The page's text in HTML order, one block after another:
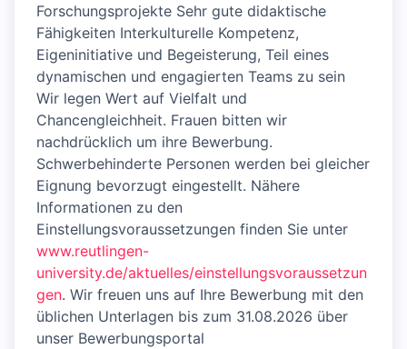
Forschungsprojekte Sehr gute didaktische
Fähigkeiten Interkulturelle Kompetenz,
Eigeninitiative und Begeisterung, Teil eines
dynamischen und engagierten Teams zu sein
Wir legen Wert auf Vielfalt und
Chancengleichheit. Frauen bitten wir
nachdrücklich um ihre Bewerbung.
Schwerbehinderte Personen werden bei gleicher
Eignung bevorzugt eingestellt. Nähere
Informationen zu den
Einstellungsvoraussetzungen finden Sie unter
www.reutlingen-
university.de/aktuelles/einstellungsvoraussetzun
gen. Wir freuen uns auf Ihre Bewerbung mit den
üblichen Unterlagen bis zum 31.08.2026 über
unser Bewerbungsportal